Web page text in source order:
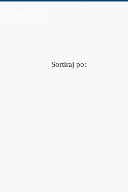
Sortiraj po: